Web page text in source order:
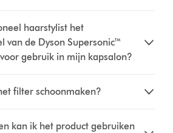
haarstylist het
van de Dyson Supersonic™
gebruik in mijn kapsalon?
filter schoonmaken?
kan ik het product gebruiken